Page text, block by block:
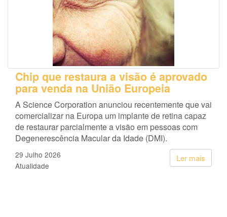
Chip que restaura a visão é aprovado
para venda na União Europeia
A Science Corporation anunciou recentemente que vai
comercializar na Europa um implante de retina capaz
de restaurar parcialmente a visão em pessoas com
Degenerescência Macular da Idade (DMI).
Ler mais
29 Julho 2026
Atualidade